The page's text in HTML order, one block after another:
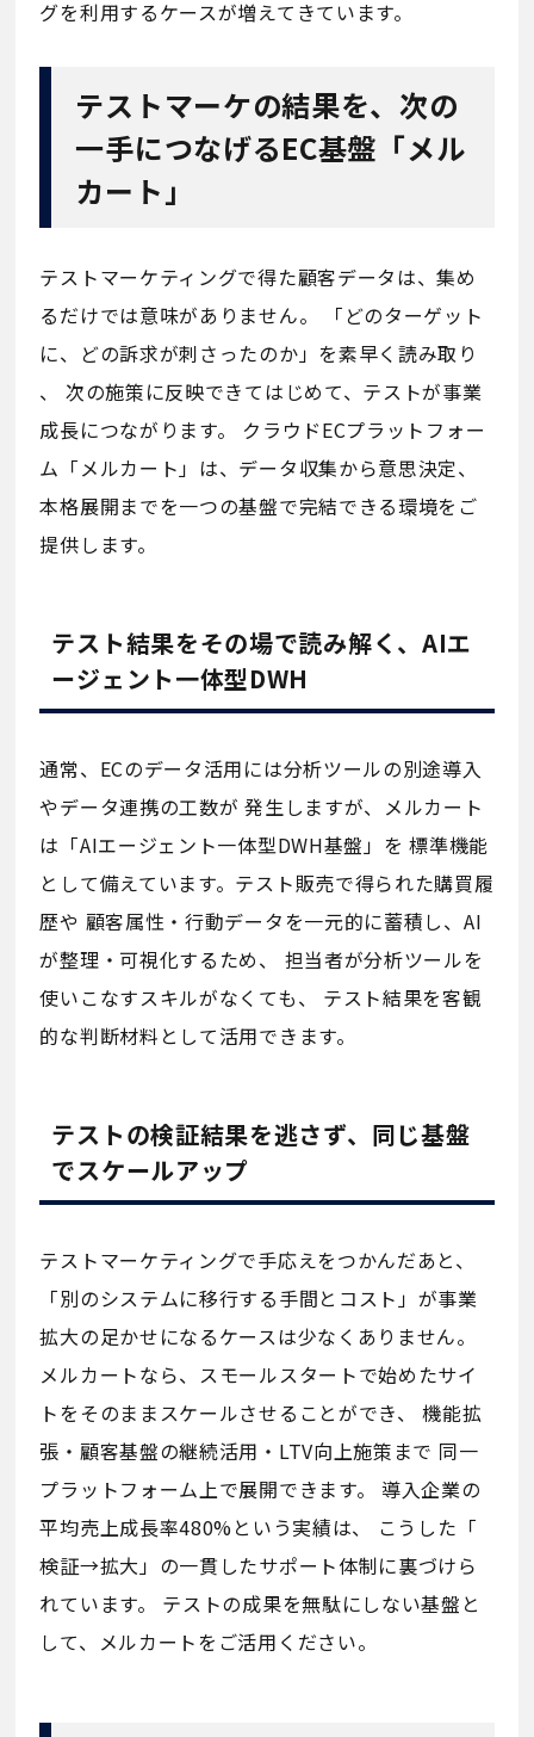
グを利用するケースが増えてきています。
テストマーケの結果を、次の
一手につなげるEC基盤「メル
カート」
テストマーケティングで得た顧客データは、集め
るだけでは意味がありません。 「どのターゲット
に、どの訴求が刺さったのか」を素早く読み取り
、 次の施策に反映できてはじめて、テストが事業
成長につながります。 クラウドECプラットフォー
ム「メルカート」は、データ収集から意思決定、
本格展開までを一つの基盤で完結できる環境をご
提供します。
テスト結果をその場で読み解く、AIエ
ージェント一体型DWH
通常、ECのデータ活用には分析ツールの別途導入
やデータ連携の工数が 発生しますが、メルカート
は「AIエージェント一体型DWH基盤」を 標準機能
として備えています。テスト販売で得られた購買履
歴や 顧客属性・行動データを一元的に蓄積し、AI
が整理・可視化するため、 担当者が分析ツールを
使いこなすスキルがなくても、 テスト結果を客観
的な判断材料として活用できます。
テストの検証結果を逃さず、同じ基盤
でスケールアップ
テストマーケティングで手応えをつかんだあと、
「別のシステムに移行する手間とコスト」が事業
拡大の足かせになるケースは少なくありません。
メルカートなら、スモールスタートで始めたサイ
トをそのままスケールさせることができ、 機能拡
張・顧客基盤の継続活用・LTV向上施策まで 同一
プラットフォーム上で展開できます。 導入企業の
平均売上成長率480%という実績は、 こうした「
検証→拡大」の一貫したサポート体制に裏づけら
れています。 テストの成果を無駄にしない基盤と
して、メルカートをご活用ください。